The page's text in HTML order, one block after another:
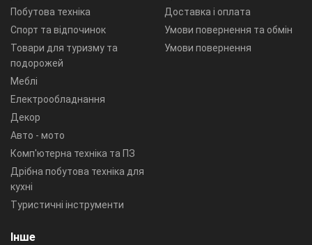
Побутова техніка
Спорт та відпочинок
Товари для туризму та
подорожей
Меблі
Електрообладнання
Декор
Авто - мото
Комп'ютерна техніка та ПЗ
Дрібна побутова техніка для
кухні
Туристичні інструменти
Доставка і оплата
Умови повернення та обмін
Умови повернення
Інше